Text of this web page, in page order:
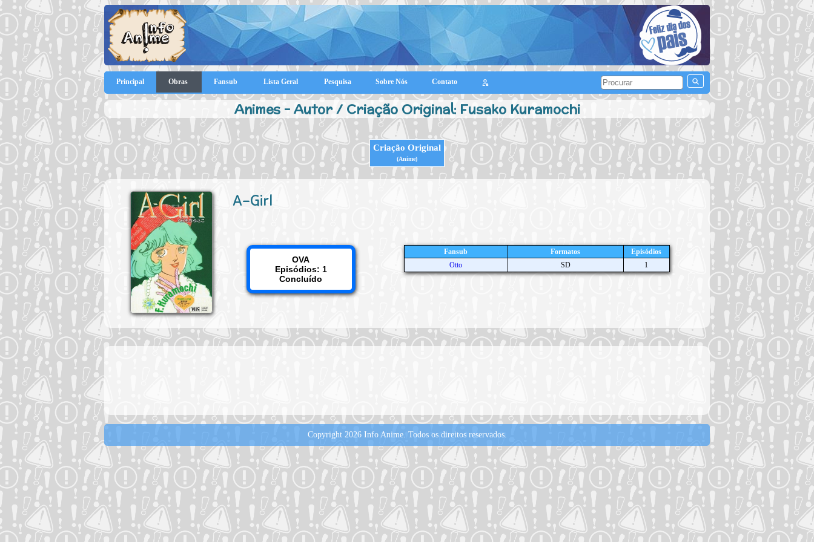
Principal Obras Fansub Lista Geral Pesquisa Sobre Nós Contato
Animes - Autor / Criação Original: Fusako Kuramochi
Criação Original
(Anime)
A-Girl
OVA
Episódios: 1
Concluído
Fansub Formatos
Episódios
Otto
SD 1
Copyright 2026 Info Anime. Todos os direitos reservados.